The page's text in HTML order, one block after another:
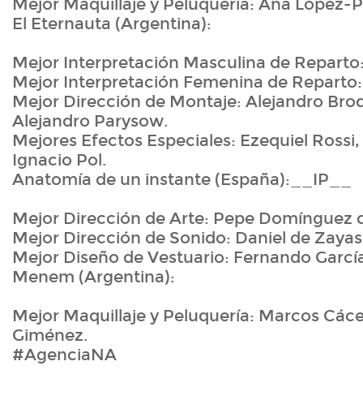
Mejor Maquillaje y Peluquería: Ana López-
El Eternauta (Argentina):
Mejor Interpretación Masculina de
Mejor Interpretación Femenina de
Mejor Dirección de Montaje: Alejandro
Alejandro Parysow.
Mejores Efectos Especiales: Ezequiel
Ignacio Pol.
Anatomía de un instante (España):__IP__
Mejor Dirección de Arte: Pepe Domínguez
Mejor Dirección de Sonido: Daniel de
Mejor Diseño de Vestuario: Fernando
Menem (Argentina):
Mejor Maquillaje y Peluquería: Marcos
Giménez.
#AgenciaNA